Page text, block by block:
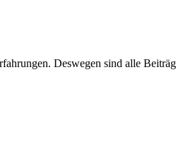
Deswegen sind alle